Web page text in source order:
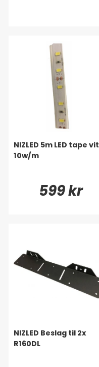
NIZLED 5m LED tape vit
10w/m
599 kr
NIZLED Beslag til 2x
R160DL